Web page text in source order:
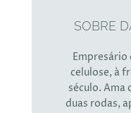
SOBRE
Empresário
celulose, à
século. Ama
duas rodas,